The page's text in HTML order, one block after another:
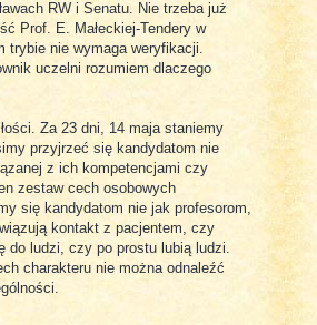
RW i Senatu. Nie trzeba już
Prof. E. Małeckiej-Tendery w
trybie nie wymaga weryfikacji.
uczelni rozumiem dlaczego
Za 23 dni, 14 maja staniemy
przyjrzeć się kandydatom nie
z ich kompetencjami czy
zestaw cech osobowych
się kandydatom nie jak profesorom,
kontakt z pacjentem, czy
do ludzi, czy po prostu lubią ludzi.
charakteru nie można odnaleźć